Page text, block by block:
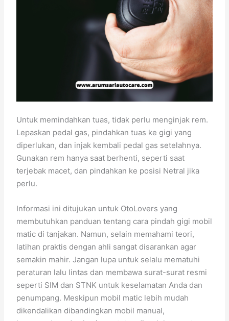
Untuk memindahkan tuas, tidak perlu menginjak rem.
Lepaskan pedal gas, pindahkan tuas ke gigi yang
diperlukan, dan injak kembali pedal gas setelahnya.
Gunakan rem hanya saat berhenti, seperti saat
terjebak macet, dan pindahkan ke posisi Netral jika
perlu.
Informasi ini ditujukan untuk OtoLovers yang
membutuhkan panduan tentang cara pindah gigi mobil
matic di tanjakan. Namun, selain memahami teori,
latihan praktis dengan ahli sangat disarankan agar
semakin mahir. Jangan lupa untuk selalu mematuhi
peraturan lalu lintas dan membawa surat-surat resmi
seperti SIM dan STNK untuk keselamatan Anda dan
penumpang. Meskipun mobil matic lebih mudah
dikendalikan dibandingkan mobil manual,